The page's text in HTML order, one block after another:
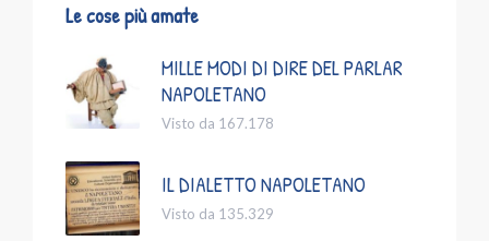
Le cose più amate
MILLE MODI DI DIRE DEL PARLAR
NAPOLETANO
Visto da 167.178
IL DIALETTO NAPOLETANO
Visto da 135.329